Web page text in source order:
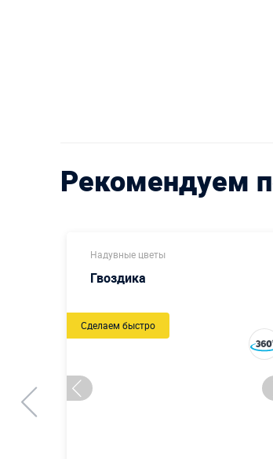
Рекомендуем
Надувные цветы
Гвоздика
Сделаем быстро